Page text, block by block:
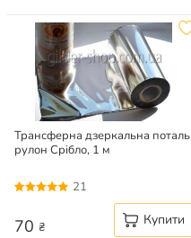
Трансферна дзеркальна поталь
рулон Срібло, 1 м
21
70 ₴ Купити